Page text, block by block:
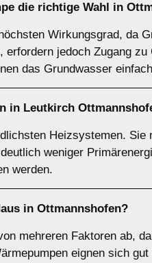
die richtige Wahl in
Wirkungsgrad, da
jedoch Zugang
das Grundwasser
in Leutkirch
Heizsystemen.
weniger
werden.
in Ottmannshofen?
mehreren Faktoren ab,
eignen sich